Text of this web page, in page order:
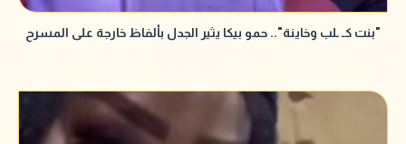
"بنت كـ ـلب وخاينة".. حمو بيكا يثير الجدل بألفاظ خارجة على المسرح